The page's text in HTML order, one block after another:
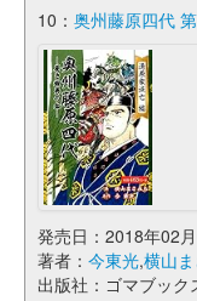
10： 奥州藤原四代
発売日：2018年02
著者： 今東光,横山
出版社：ゴマブック